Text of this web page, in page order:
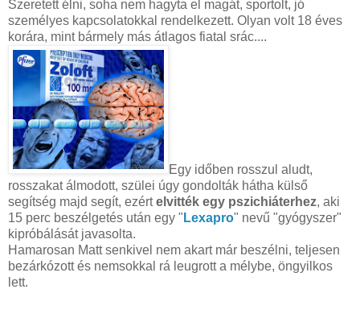
Szeretett élni, soha nem hagyta el magát, sportolt, jó
személyes kapcsolatokkal rendelkezett. Olyan volt 18 éves
korára, mint bármely más átlagos fiatal srác....
Egy időben rosszul aludt,
rosszakat álmodott, szülei úgy gondolták hátha külső
segítség majd segít, ezértelvitték egy pszichiáterhez, aki
15 perc beszélgetés után egy " Lexapro" nevű "gyógyszer"
kipróbálását javasolta.
Hamarosan Matt senkivel nem akart már beszélni, teljesen
bezárkózott és nemsokkal rá leugrott a mélybe, öngyilkos
lett.